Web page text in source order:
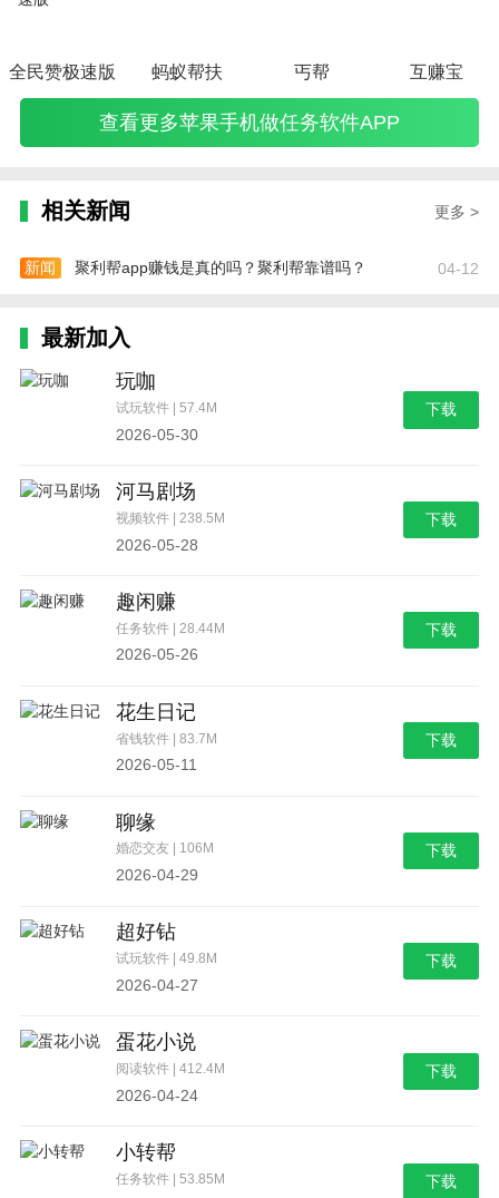
全民赞极速版 蚂蚁帮扶 丐帮 互赚宝
查看更多苹果手机做任务软件APP
相关新闻 更多 >
新闻 聚利帮app赚钱是真的吗？聚利帮靠谱吗？ 04-12
最新加入
玩咖
试玩软件 | 57.4M
2026-05-30
下载
河马剧场
视频软件 | 238.5M
2026-05-28
下载
趣闲赚
任务软件 | 28.44M
2026-05-26
下载
花生日记
省钱软件 | 83.7M
2026-05-11
下载
聊缘
婚恋交友 | 106M
2026-04-29
下载
超好钻
试玩软件 | 49.8M
2026-04-27
下载
蛋花小说
阅读软件 | 412.4M
2026-04-24
下载
小转帮
任务软件 | 53.85M 下载